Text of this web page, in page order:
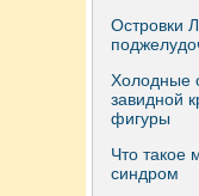
Островки
Холодные
завидной
фигуры
Что такое
синдром